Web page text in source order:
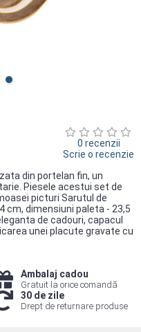
0 recenzii
Scrie o recenzie
din portelan fin, un
Piesele acestui set de
picturi Sarutul de
cm, dimensiuni paleta - 23,5
de cadouri, capacul
unei placute gravate cu
Ambalaj cadou
Gratuit la orice comandă
30 de zile
Drept de returnare produse